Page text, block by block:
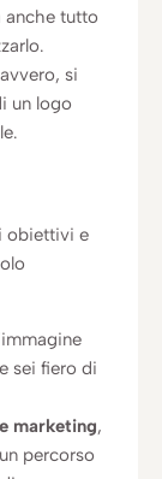
anche tutto
si
un logo
obiettivi e
sei fiero di
marketing,
percorso